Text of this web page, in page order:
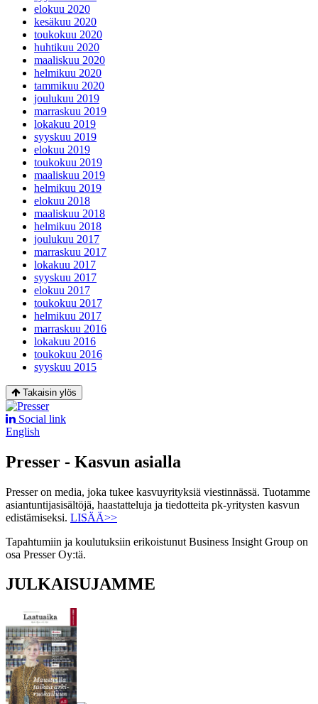
elokuu 2020
kesäkuu 2020
toukokuu 2020
huhtikuu 2020
maaliskuu 2020
helmikuu 2020
tammikuu 2020
joulukuu 2019
marraskuu 2019
lokakuu 2019
syyskuu 2019
elokuu 2019
toukokuu 2019
maaliskuu 2019
helmikuu 2019
elokuu 2018
maaliskuu 2018
helmikuu 2018
joulukuu 2017
marraskuu 2017
lokakuu 2017
syyskuu 2017
elokuu 2017
toukokuu 2017
helmikuu 2017
marraskuu 2016
lokakuu 2016
toukokuu 2016
syyskuu 2015
Takaisin ylös
Social link
English
Presser - Kasvun asialla
Presser on media, joka tukee kasvuyrityksiä viestinnässä. Tuotamme
asiantuntijasisältöjä, haastatteluja ja tiedotteita pk-yritysten kasvun
edistämiseksi. LISÄÄ>>
Tapahtumiin ja koulutuksiin erikoistunut Business Insight Group on
osa Presser Oy:tä.
JULKAISUJAMME